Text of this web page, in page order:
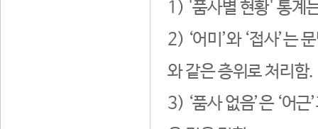
1) '품사별 현황' 통계
2) ‘어미’와 ‘접사’는
와 같은 층위로 처리함.
3) ‘품사 없음’은 ‘어